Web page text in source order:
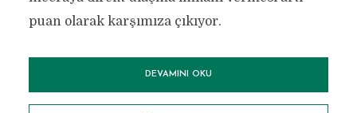
puan olarak karşımıza çıkıyor.
DEVAMINI OKU